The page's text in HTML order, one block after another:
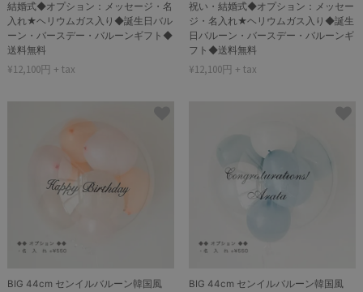
結婚式◆オプション：メッセージ・名
入れ★ヘリウムガス入り◆誕生日バル
ーン・バースデー・バルーンギフト◆
送料無料
¥12,100円 + tax
祝い・結婚式◆オプション：メッセー
ジ・名入れ★ヘリウムガス入り◆誕生
日バルーン・バースデー・バルーンギ
フト◆送料無料
¥12,100円 + tax
BIG 44cm センイルバルーン韓国風
BIG 44cm センイルバルーン韓国風